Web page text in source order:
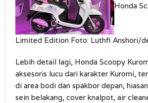
Honda
Limited Edition Foto: Luthfi Anshori/
Lebih detail lagi, Honda Scoopy
aksesoris lucu dari karakter Kuromi,
di area bodi dan spakbor depan,
sein belakang, cover knalpot, air